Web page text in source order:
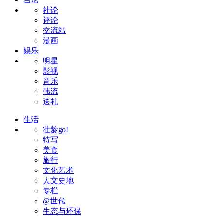
社论
评论
交流站
漫画
娱乐
明星
影视
音乐
韩流
送礼
生活
壮龄go!
特写
美食
旅行
文化艺术
人文史地
专栏
@世代
生态与环保